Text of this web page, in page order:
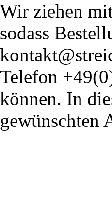
Wir ziehen
sodass
Telefon
können. In
gewünschten